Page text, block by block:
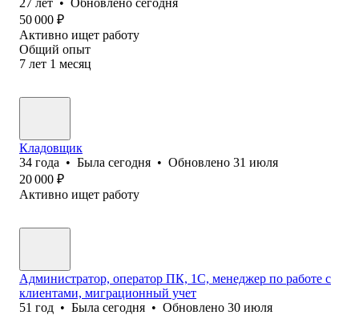
50 000 ₽
Активно ищет работу
Общий опыт
7 лет 1 месяц
Кладовщик
34 года • Была сегодня • Обновлено 31 июля
20 000 ₽
Активно ищет работу
Администратор, оператор ПК, 1С, менеджер по работе с
клиентами, миграционный учет
51 год • Была сегодня • Обновлено 30 июля